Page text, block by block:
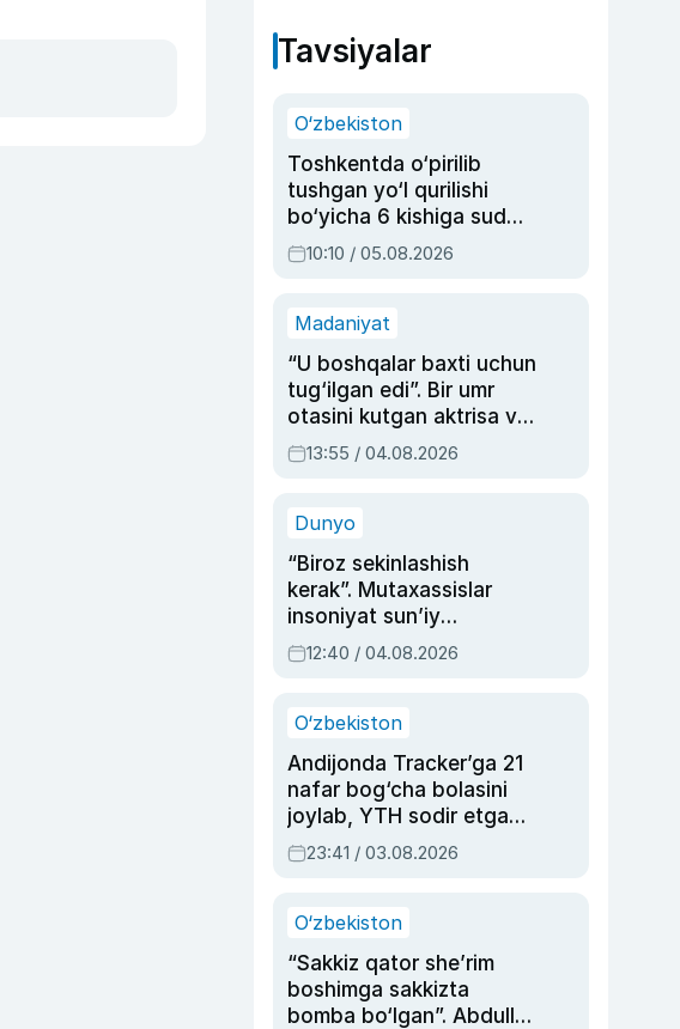
Tavsiyalar
O‘zbekiston
Toshkentda o‘pirilib
tushgan yo‘l qurilishi
bo‘yicha 6 kishiga sud
hukmi o‘qildi
10:10 / 05.08.2026
Madaniyat
“U boshqalar baxti uchun
tug‘ilgan edi”. Bir umr
otasini kutgan aktrisa va
dublyaj ustasi Rimma
Ahmedovaning
13:55 / 04.08.2026
Dunyo
“Biroz sekinlashish
kerak”. Mutaxassislar
insoniyat sun’iy
intellektni boshqara
olmay qolishidan xavotir
12:40 / 04.08.2026
O‘zbekiston
Andijonda Tracker’ga 21
nafar bog‘cha bolasini
joylab, YTH sodir etgan
ayolga sud hukmi o‘qildi
23:41 / 03.08.2026
O‘zbekiston
“Sakkiz qator she’rim
boshimga sakkizta
bomba bo‘lgan”. Abdulla